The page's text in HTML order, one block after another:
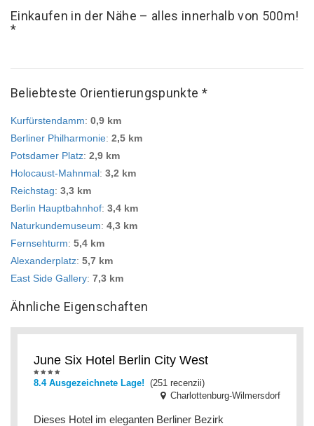
Einkaufen in der Nähe – alles innerhalb von 500m!
*
Beliebteste Orientierungspunkte *
Kurfürstendamm: 0,9 km
Berliner Philharmonie: 2,5 km
Potsdamer Platz: 2,9 km
Holocaust-Mahnmal: 3,2 km
Reichstag: 3,3 km
Berlin Hauptbahnhof: 3,4 km
Naturkundemuseum: 4,3 km
Fernsehturm: 5,4 km
Alexanderplatz: 5,7 km
East Side Gallery: 7,3 km
Ähnliche Eigenschaften
June Six Hotel Berlin City West
8.4 Ausgezeichnete Lage! (251 recenzii)
Charlottenburg-Wilmersdorf
Dieses Hotel im eleganten Berliner Bezirk